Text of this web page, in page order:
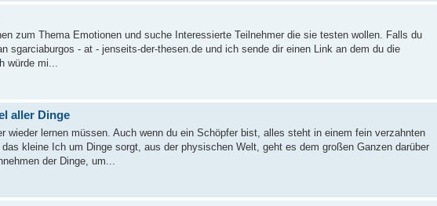
zum Thema Emotionen und suche Interessierte Teilnehmer die sie testen wollen. Falls du
sgarciaburgos - at - jenseits-der-thesen.de und ich sende dir einen Link an dem du die
würde mi...
aller Dinge
wieder lernen müssen. Auch wenn du ein Schöpfer bist, alles steht in einem fein verzahnten
kleine Ich um Dinge sorgt, aus der physischen Welt, geht es dem großen Ganzen darüber
der Dinge, um...